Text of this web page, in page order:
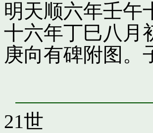
明天顺六年壬午
十六年丁巳八月
庚向有碑附图。
21世